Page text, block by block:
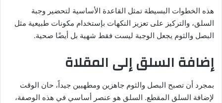
هذه الخطوات البسيطة تمثل القاعدة الأساسية لتحضير وجبة
السلق، والتركيز على تعزيز النكهات بإستخدام مكونات طبيعية مثل
البصل والثوم يجعل الوجبة ليست فقط شهية بل أيضًا صحية.
إضافة السلق إلى المقلاة
بمجرد أن تصبح البصل والثوم جاهزين ومطهيين جيداً، حان الوقت
لإضافة السلق المقطع. السلق هو عنصر أساسي في هذه الوصفة،